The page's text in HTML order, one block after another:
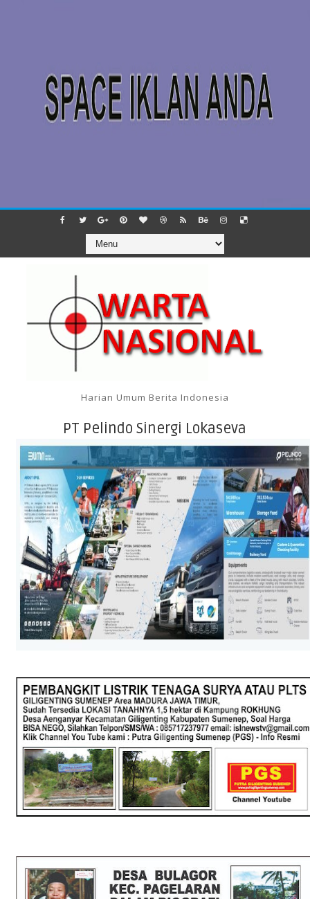
Harian Umum Berita Indonesia
PT Pelindo Sinergi Lokaseva